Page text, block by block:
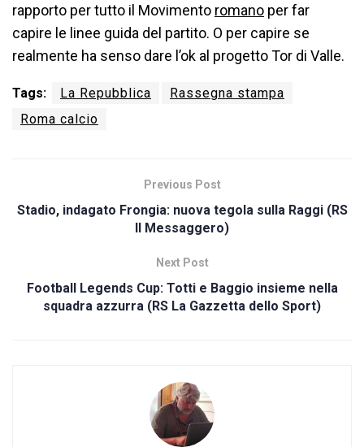
rapporto per tutto il Movimento romano per far
capire le linee guida del partito. O per capire se
realmente ha senso dare l’ok al progetto Tor di Valle.
Tags: La Repubblica
Rassegna stampa
Roma calcio
Previous Post
Stadio, indagato Frongia: nuova tegola sulla Raggi (RS
Il Messaggero)
Next Post
Football Legends Cup: Totti e Baggio insieme nella
squadra azzurra (RS La Gazzetta dello Sport)